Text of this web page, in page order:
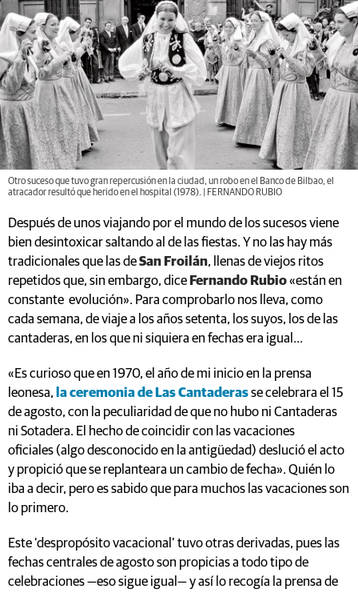
Otro suceso que tuvo gran repercusión en la ciudad, un robo en el Banco de Bilbao, el
atracador resultó que herido en el hospital (1978). | FERNANDO RUBIO
Después de unos viajando por el mundo de los sucesos viene
bien desintoxicar saltando al de las fiestas. Y no las hay más
tradicionales que las deSan Froilán, llenas de viejos ritos
repetidos que, sin embargo, dice Fernando Rubio«están en
constante evolución». Para comprobarlo nos lleva, como
cada semana, de viaje a los años setenta, los suyos, los de las
cantaderas, en los que ni siquiera en fechas era igual...
«Es curioso que en 1970, el año de mi inicio en la prensa
leonesa, la ceremonia de Las Cantaderasse celebrara el 15
de agosto, con la peculiaridad de que no hubo ni Cantaderas
ni Sotadera. El hecho de coincidir con las vacaciones
oficiales (algo desconocido en la antigüedad) deslució el acto
y propició que se replanteara un cambio de fecha». Quién lo
iba a decir, pero es sabido que para muchos las vacaciones son
lo primero.
Este ‘despropósito vacacional’ tuvo otras derivadas, pues las
fechas centrales de agosto son propicias a todo tipo de
celebraciones —eso sigue igual— y así lo recogía la prensa de